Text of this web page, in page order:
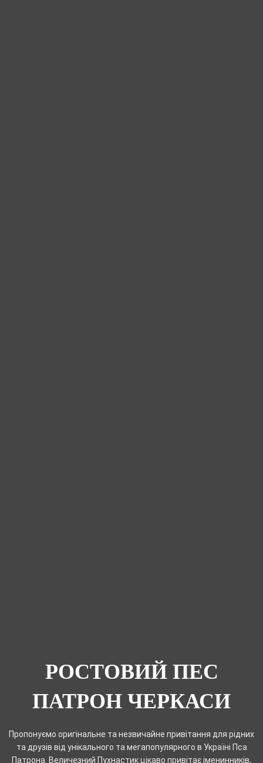
РОСТОВИЙ ПЕС
ПАТРОН ЧЕРКАСИ
Пропонуємо оригінальне та незвичайне привітання для рідних
та друзів від унікального та мегапопулярного в Україні Пса
Патрона. Величезний Пухнастик цікаво привітає іменинників,